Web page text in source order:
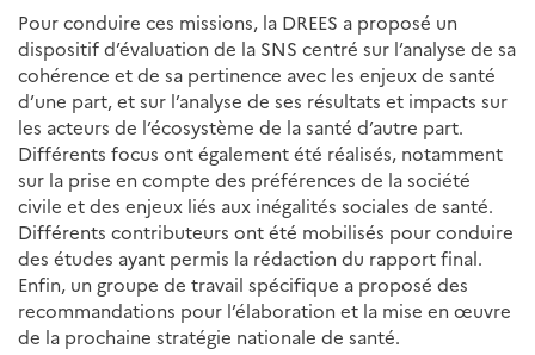
Pour conduire ces missions, la DREES a proposé un
dispositif d’évaluation de la SNS centré sur l’analyse de sa
cohérence et de sa pertinence avec les enjeux de santé
d’une part, et sur l’analyse de ses résultats et impacts sur
les acteurs de l’écosystème de la santé d’autre part.
Différents focus ont également été réalisés, notamment
sur la prise en compte des préférences de la société
civile et des enjeux liés aux inégalités sociales de santé.
Différents contributeurs ont été mobilisés pour conduire
des études ayant permis la rédaction du rapport final.
Enfin, un groupe de travail spécifique a proposé des
recommandations pour l’élaboration et la mise en œuvre
de la prochaine stratégie nationale de santé.